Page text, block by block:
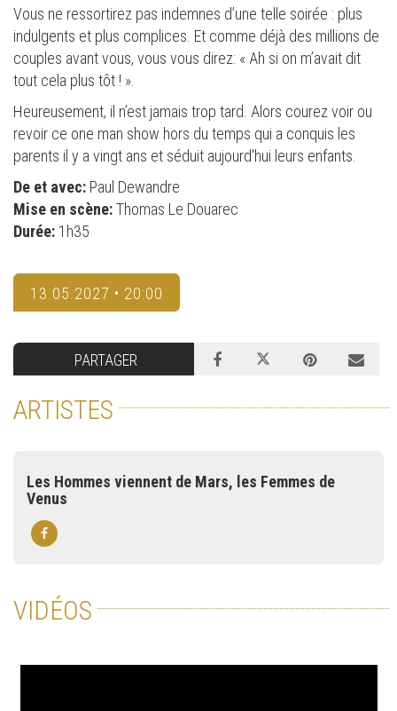
Vous ne ressortirez pas indemnes d’une telle soirée : plus
indulgents et plus complices. Et comme déjà des millions de
couples avant vous, vous vous direz: « Ah si on m’avait dit
tout cela plus tôt ! ».
Heureusement, il n’est jamais trop tard. Alors courez voir ou
revoir ce one man show hors du temps qui a conquis les
parents il y a vingt ans et séduit aujourd'hui leurs enfants.
De et avec: Paul Dewandre
Mise en scène:Thomas Le Douarec
Durée: 1h35
13.05.2027 • 20:00
PARTAGER
ARTISTES
Les Hommes viennent de Mars, les Femmes de
Venus
VIDÉOS